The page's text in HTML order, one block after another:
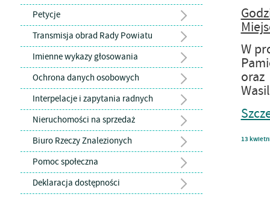
Petycje
Transmisja obrad Rady Powiatu
Imienne wykazy głosowania
Ochrona danych osobowych
Interpelacje i zapytania radnych
Nieruchomości na sprzedaż
Biuro Rzeczy Znalezionych
Pomoc społeczna
Deklaracja dostępności
W
13